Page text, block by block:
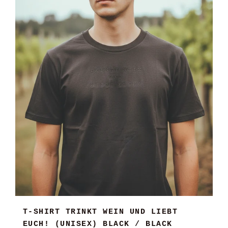
T-SHIRT TRINKT WEIN UND LIEBT
EUCH! (UNISEX) BLACK / BLACK